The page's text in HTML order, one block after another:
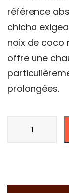
référence
chicha
noix de coco
offre une
prolongées.